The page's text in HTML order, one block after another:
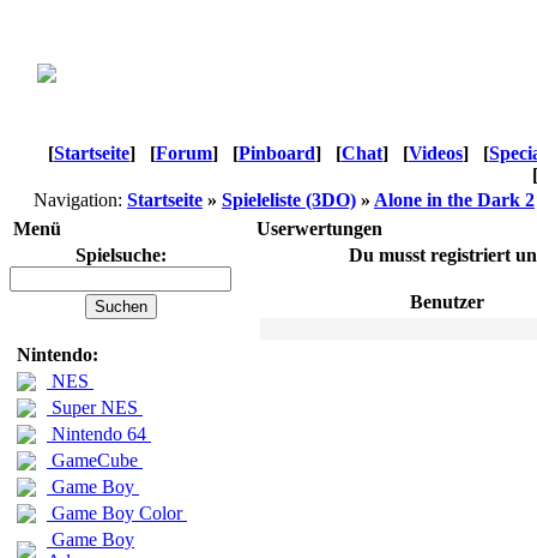
[Startseite] [Forum] [Pinboard] [Chat] [Videos] [
[
Navigation: Startseite » Spieleliste (3DO) » Alone in the Dark 2
Menü
Userwertungen
Spielsuche:
Nintendo:
NES
Super NES
Nintendo 64
GameCube
Game Boy
Game Boy Color
Game Boy
Du musst registriert
Benutzer